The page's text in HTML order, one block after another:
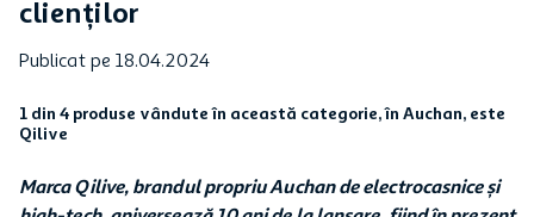
clienților
Publicat pe 18.04.2024
1 din 4 produse vândute în această categorie, în Auchan, este
Qilive
Marca Qilive, brandul propriu Auchan de electrocasnice și